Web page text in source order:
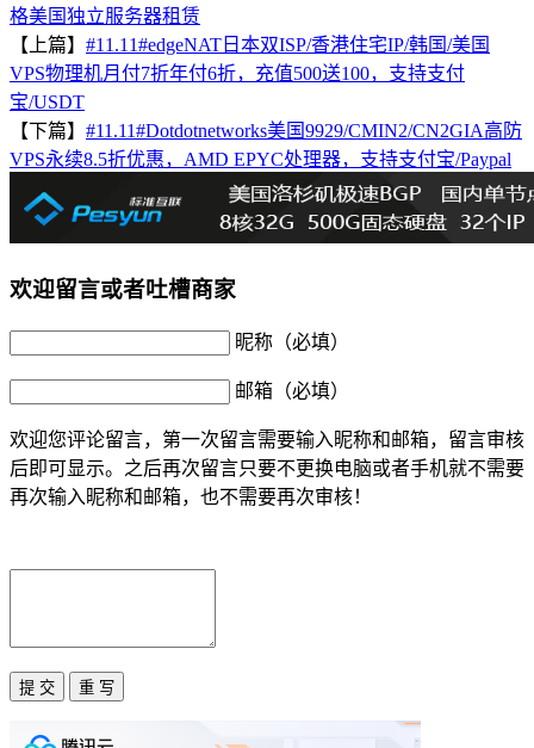
格美国独立服务器租赁
【上篇】 #11.11#edgeNAT日本双ISP/香港住宅IP/韩国/美国
VPS物理机月付7折年付6折，充值500送100，支持支付
宝/USDT
【下篇】 #11.11#Dotdotnetworks美国9929/CMIN2/CN2GIA高防
VPS永续8.5折优惠，AMD EPYC处理器，支持支付宝/Paypal
欢迎留言或者吐槽商家
昵称（必填）
邮箱（必填）
欢迎您评论留言，第一次留言需要输入昵称和邮箱，留言审核
后即可显示。之后再次留言只要不更换电脑或者手机就不需要
再次输入昵称和邮箱，也不需要再次审核！